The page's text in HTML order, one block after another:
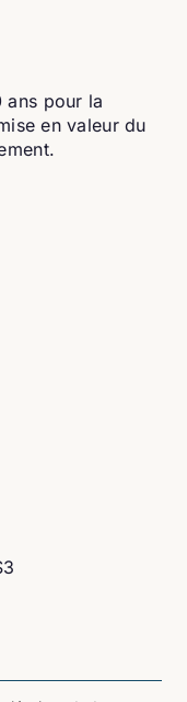
ans pour la
en valeur du